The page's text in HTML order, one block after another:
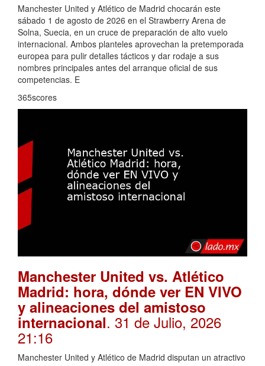
Manchester United y Atlético de Madrid chocarán este
sábado 1 de agosto de 2026 en el Strawberry Arena de
Solna, Suecia, en un cruce de preparación de alto vuelo
internacional. Ambos planteles aprovechan la pretemporada
europea para pulir detalles tácticos y dar rodaje a sus
nombres principales antes del arranque oficial de sus
competencias. E
365scores
Manchester United vs. Atlético
Madrid: hora, dónde ver EN VIVO
y alineaciones del amistoso
internacional. 31 de Julio, 2026
21:16
Manchester United y Atlético de Madrid disputan un atractivo